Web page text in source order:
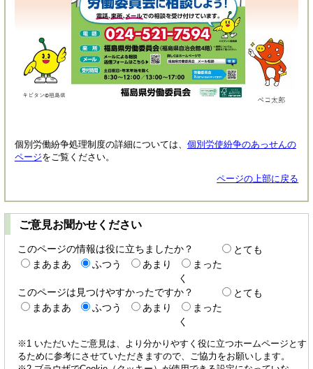
個別労働紛争処理制度の詳細については、 個別労使紛争のあっせんの
ページをご覧ください。
ページの上部に戻る
ご意見お聞かせください
このページの情報は役に立ちましたか？
とても
まあまあ
ふつう あまり
まった
く
このページは見つけやすかったですか？
とても
まあまあ
ふつう あまり
まった
く
※1 いただいたご意見は、より分かりやすく役に立つホームページとす
るために参考にさせていただきますので、ご協力をお願いします。